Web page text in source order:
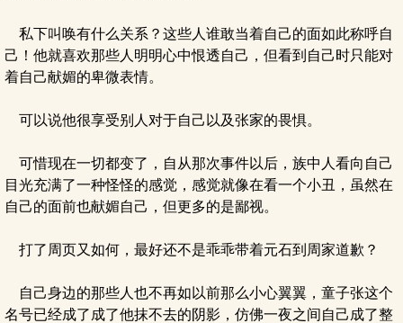
私下叫唤有什么关系？这些人谁敢当着自己的面如此称呼自
己！他就喜欢那些人明明心中恨透自己，但看到自己时只能对
着自己献媚的卑微表情。
可以说他很享受别人对于自己以及张家的畏惧。
可惜现在一切都变了，自从那次事件以后，族中人看向自己
目光充满了一种怪怪的感觉，感觉就像在看一个小丑，虽然在
自己的面前也献媚自己，但更多的是鄙视。
打了周页又如何，最好还不是乖乖带着元石到周家道歉？
自己身边的那些人也不再如以前那么小心翼翼，童子张这个
名号已经成了成了他抹不去的阴影，仿佛一夜之间自己成了整